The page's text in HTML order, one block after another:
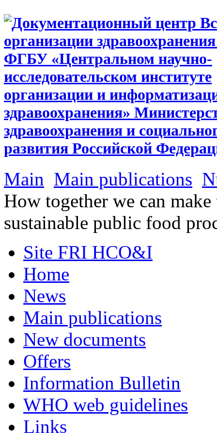
Main Main publications
How together we can
sustainable public food
Site FRI HCO&I
Home
News
Main publications
New documents
Offers
Information Bulletin
WHO web guidelines
Links